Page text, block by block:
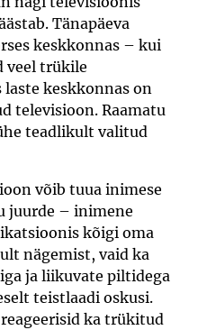
Tänapäeva
keskkonnas – kui
veel trükile
keskkonnas on
televisioon. Raamatu
teadlikult valitud
võib tuua inimese
juurde – inimene
kõigi oma
nägemist, vaid ka
ja liikuvate piltidega
teistlaadi oskusi.
ka trükitud